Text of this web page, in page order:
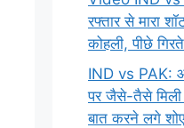
रफ्तार से मारा
कोहली, पीछे
IND vs PAK:
पर जैसे-तैसे मिली
बात करने लगे